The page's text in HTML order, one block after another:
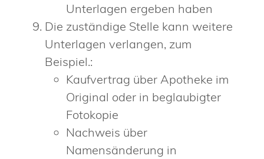
Unterlagen ergeben haben
Die zuständige Stelle kann weitere
Unterlagen verlangen, zum
Beispiel.:
Kaufvertrag über Apotheke im
Original oder in beglaubigter
Fotokopie
Nachweis über
Namensänderung in